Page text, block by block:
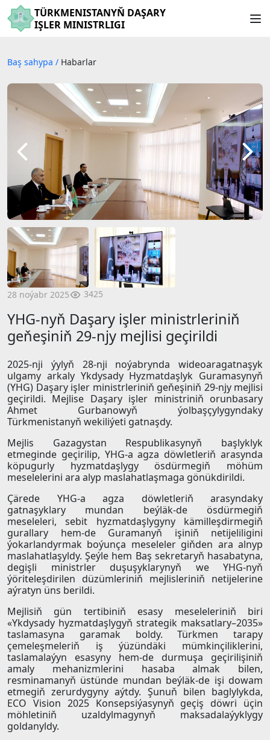
TÜRKMENISTANYŇ DAŞARY
IŞLER MINISTRLIGI
Baş sahypa / Habarlar
28 noýabr 2025 3425
YHG-nyň Daşary işler ministrleriniň
geňeşiniň 29-njy mejlisi geçirildi
2025-nji ýylyň 28-nji noýabrynda wideoaragatnaşyk
ulgamy arkaly Ykdysady Hyzmatdaşlyk Guramasynyň
(YHG) Daşary işler ministrleriniň geňeşiniň 29-njy mejlisi
geçirildi. Mejlise Daşary işler ministriniň orunbasary
Ahmet Gurbanowyň ýolbaşçylygyndaky
Türkmenistanyň wekiliýeti gatnaşdy.
Mejlis Gazagystan Respublikasynyň başlyklyk
etmeginde geçirilip, YHG-a agza döwletleriň arasynda
köpugurly hyzmatdaşlygy ösdürmegiň möhüm
meselelerini ara alyp maslahatlaşmaga gönükdirildi.
Çärede YHG-a agza döwletleriň arasyndaky
gatnaşyklary mundan beýläk-de ösdürmegiň
meseleleri, sebit hyzmatdaşlygyny kämilleşdirmegiň
gurallary hem-de Guramanyň işiniň netijeliligini
ýokarlandyrmak boýunça meseleler giňden ara alnyp
maslahatlaşyldy. Şeýle hem Baş sekretaryň hasabatyna,
degişli ministrler duşuşyklarynyň we YHG-nyň
ýöriteleşdirilen düzümleriniň mejlisleriniň netijelerine
aýratyn üns berildi.
Mejlisiň gün tertibiniň esasy meseleleriniň biri
«Ykdysady hyzmatdaşlygyň strategik maksatlary–2035»
taslamasyna garamak boldy. Türkmen tarapy
çemeleşmeleriň iş ýüzündäki mümkinçiliklerini,
taslamalaýyn esasyny hem-de durmuşa geçirilişiniň
amaly mehanizmlerini hasaba almak bilen,
resminamanyň üstünde mundan beýläk-de işi dowam
etmegiň zerurdygyny aýtdy. Şunuň bilen baglylykda,
ECO Vision 2025 Konsepsiýasynyň geçiş döwri üçin
möhletiniň uzaldylmagynyň maksadalaýyklygy
goldanyldy.